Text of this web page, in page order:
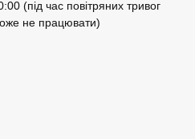
(під час повітряних тривог
не працювати)